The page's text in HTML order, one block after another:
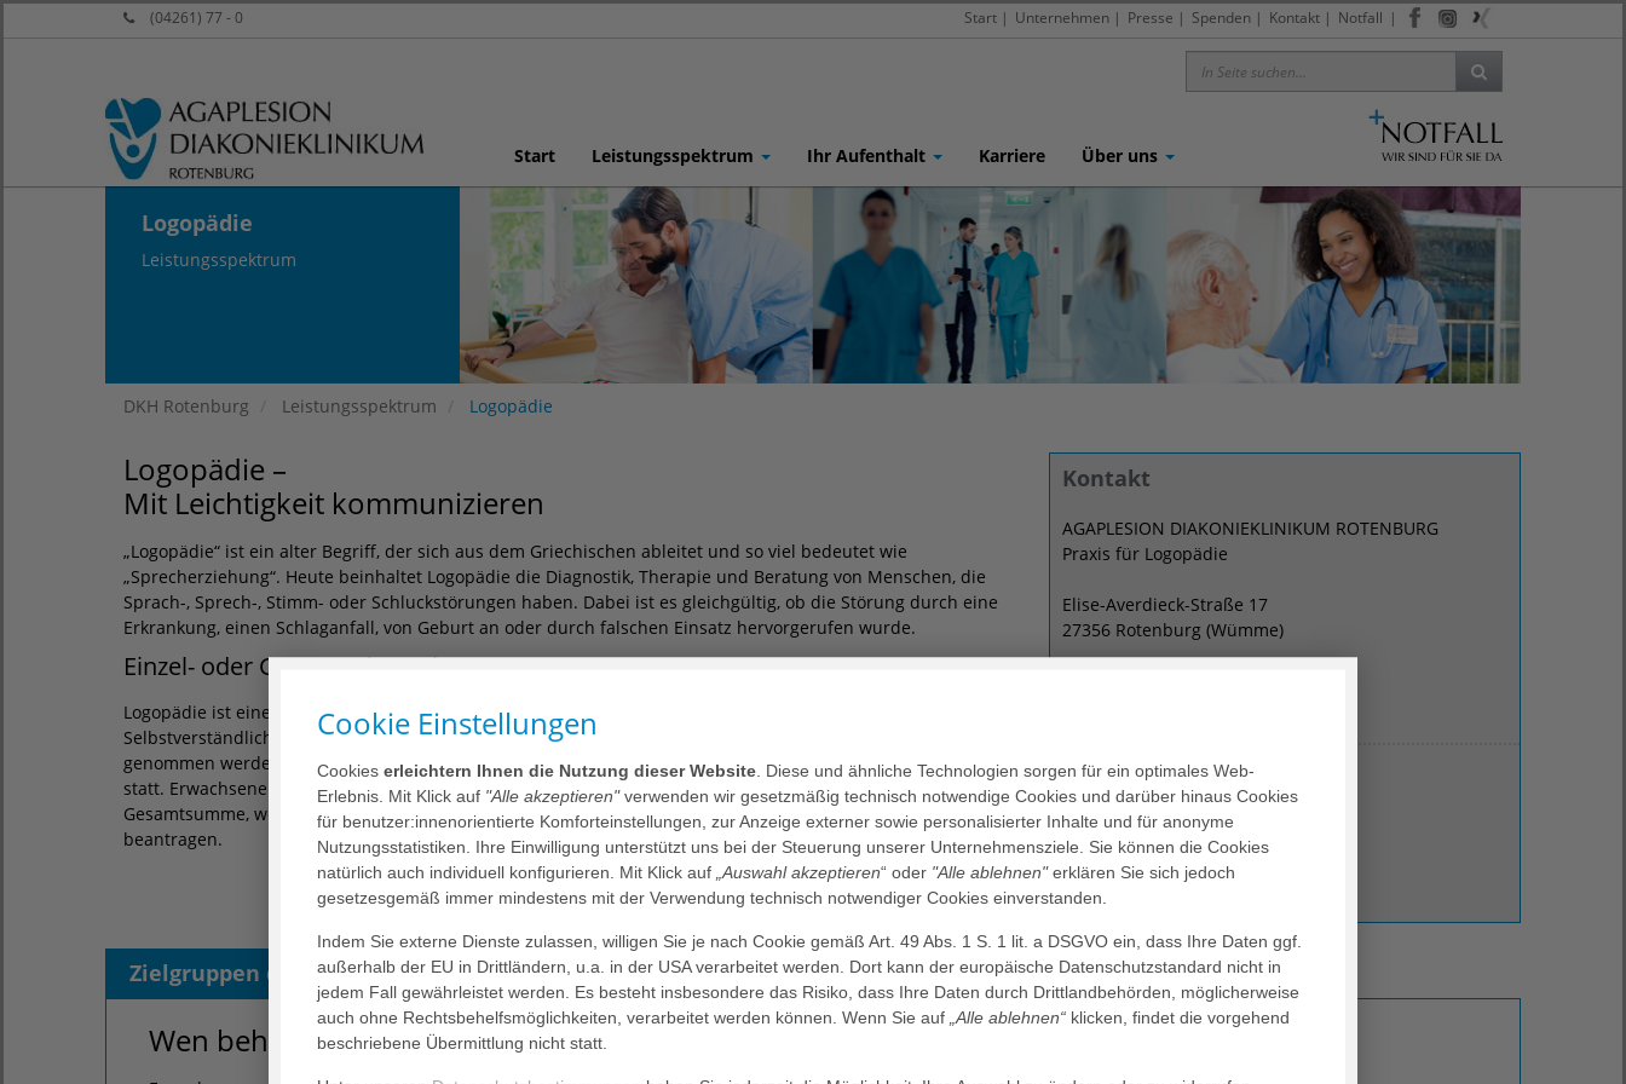
(04261) 77 - 0 |
Start | Unternehmen | Presse | Spenden | Kontakt | Notfall
Start Leistungsspektrum Ihr Aufenthalt Karriere Über uns
Logopädie
Leistungsspektrum
DKH Rotenburg Leistungsspektrum Logopädie
Logopädie –
Mit Leichtigkeit kommunizieren
„Logopädie“ ist ein alter Begriff, der sich aus dem Griechischen ableitet und so viel bedeutet wie
„Sprecherziehung“. Heute beinhaltet Logopädie die Diagnostik, Therapie und Beratung von Menschen, die
Sprach-, Sprech-, Stimm- oder Schluckstörungen haben. Dabei ist es gleichgültig, ob die Störung durch eine
Erkrankung, einen Schlaganfall, von Geburt an oder durch falschen Einsatz hervorgerufen wurde.
Einzel- oder Gruppentherapie
Logopädie ist eine Heilmittelleistung. Eine Verordnung stellt der Hausarzt, HNO-Arzt oder Neurologe aus.
Selbstverständlich können die Leistungen auch als Privatkassen-Patienten oder Selbstzahler in Anspruch
genommen werden. Je nach Bedarf und Verordnung, findet die Logopädie als Einzel- oder Gruppentherapie
statt. Erwachsene müssen etwas dazu zahlen: 10 Euro pro Heilmittelverordnung (HMV) plus zehn Prozent der
Gesamtsumme, wenn Sie nicht befreit sind. Eine Zuzahlungsbefreiung können Sie bei Ihrer Krankenkasse
beantragen.
Kontakt
AGAPLESION DIAKONIEKLINIKUM ROTENBURG
Praxis für Logopädie
Elise-Averdieck-Straße 17
27356 Rotenburg (Wümme)
Ihre Ansprechperson
Stefanie Norden
Zielgruppen der Logopädie Ziele der Logopädie Leistungen der Logopädie Informationen
Wen behandeln wir im Diakonieklinikum logopädisch?
Cookie Einstellungen
Cookies erleichtern Ihnen die Nutzung dieser Website . Diese und ähnliche Technologien sorgen für ein optimales Web-
Erlebnis. Mit Klick auf "Alle akzeptieren"verwenden wir gesetzmäßig technisch notwendige Cookies und darüber hinaus Cookies
für benutzer:innenorientierte Komforteinstellungen, zur Anzeige externer sowie personalisierter Inhalte und für anonyme
Nutzungsstatistiken. Ihre Einwilligung unterstützt uns bei der Steuerung unserer Unternehmensziele. Sie können die Cookies
natürlich auch individuell konfigurieren. Mit Klick auf „Auswahl akzeptieren“ oder "Alle ablehnen"erklären Sie sich jedoch
gesetzesgemäß immer mindestens mit der Verwendung technisch notwendiger Cookies einverstanden.
Indem Sie externe Dienste zulassen, willigen Sie je nach Cookie gemäß Art. 49 Abs. 1 S. 1 lit. a DSGVO ein, dass Ihre Daten ggf.
außerhalb der EU in Drittländern, u.a. in der USA verarbeitet werden. Dort kann der europäische Datenschutzstandard nicht in
jedem Fall gewährleistet werden. Es besteht insbesondere das Risiko, dass Ihre Daten durch Drittlandbehörden, möglicherweise
auch ohne Rechtsbehelfsmöglichkeiten, verarbeitet werden können. Wenn Sie auf „Alle ablehnen“ klicken, findet die vorgehend
beschriebene Übermittlung nicht statt.